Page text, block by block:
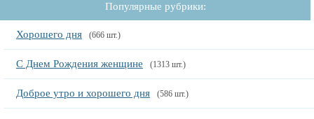
Популярные рубрики:
Хорошего дня (666 шт.)
С Днем Рождения женщине (1313 шт.)
Доброе утро и хорошего дня (586 шт.)